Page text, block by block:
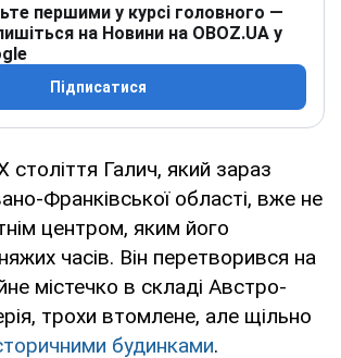
першими у курсі головного —
на Новини на OBOZ.UA у
Підписатися
століття Галич, який зараз
Франківської області, вже не
центром, яким його
часів. Він перетворився на
містечко в складі Австро-
трохи втомлене, але щільно
будинками.